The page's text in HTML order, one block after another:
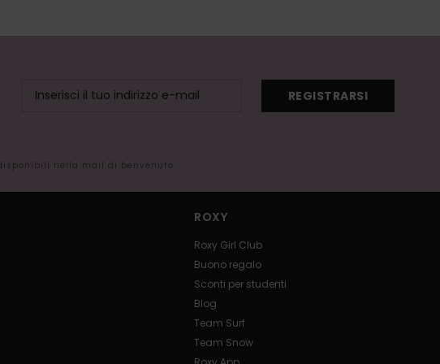
REGISTRARSI
nella mail di benvenuto
ROXY
Roxy Girl Club
Buono regalo
Sconti per studenti
Blog
Team Surf
Team Snow